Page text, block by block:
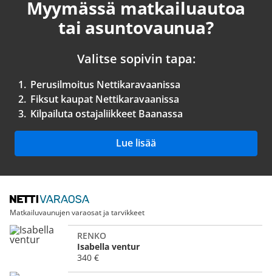
Myymässä matkailuautoa
tai asuntovaunua?
Valitse sopivin tapa:
1. Perusilmoitus Nettikaravaanissa
2. Fiksut kaupat Nettikaravaanissa
3. Kilpailuta ostajaliikkeet Baanassa
Lue lisää
Matkailuvaunujen varaosat ja tarvikkeet
RENKO
Isabella ventur
340 €